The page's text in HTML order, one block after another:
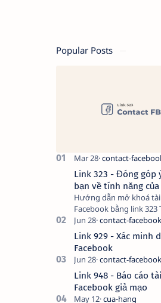
Popular Posts
Link 323 - Đóng góp
bạn về tính năng của
Hướng dẫn mở khoá
Facebook bằng link 323 Tài khoản
Facebook bị vô hiệu hóa
nhiều nguyên nhân, do
hay thực hiện…
Link 929 - Xác minh
Facebook
Link 948 - Báo cáo
Facebook giả mạo